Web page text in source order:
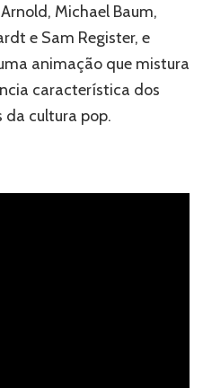
Michael Baum,
e Sam Register, e
animação que mistura
característica dos
da cultura pop.